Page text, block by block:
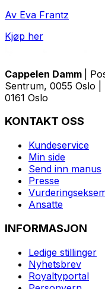
Av Eva Frantz
Kjøp her
Cappelen Damm
|
Sentrum, 0055 Oslo |
0161 Oslo
KONTAKT OSS
Kundeservice
Min side
Send inn manus
Presse
Ansatte
INFORMASJON
Ledige stillinger
Nyhetsbrev
Royaltyportal